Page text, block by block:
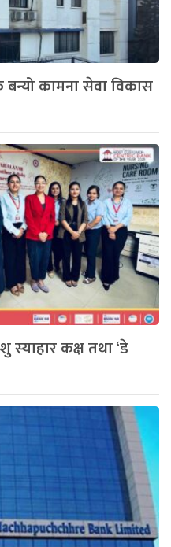
कामना सेवा विकास
स्याहार कक्ष तथा ‘डे